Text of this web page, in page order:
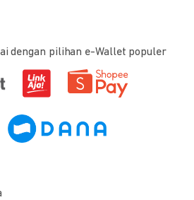
dengan pilihan e-Wallet populer